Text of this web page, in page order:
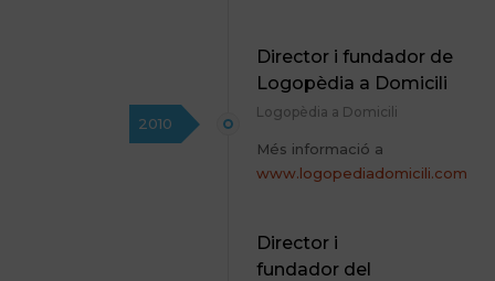
2010
Director i fundador de
Logopèdia a Domicili
Logopèdia a Domicili
Més informació a
www.logopediadomicili.com
Director i
fundador del